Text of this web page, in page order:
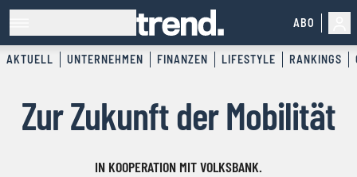
ABO
AKTUELL UNTERNEHMEN FINANZEN LIFESTYLE RANKINGS
Zur Zukunft der Mobilität
IN KOOPERATION MIT VOLKSBANK.